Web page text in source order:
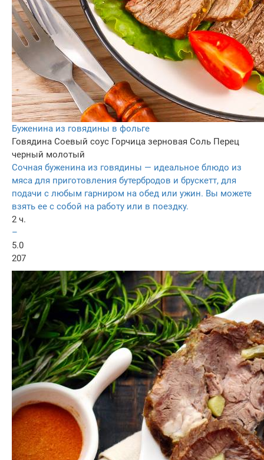
Буженина из говядины в фольге
Говядина Соевый соус Горчица зерновая Соль Перец
черный молотый
Сочная буженина из говядины — идеальное блюдо из
мяса для приготовления бутербродов и брускетт, для
подачи с любым гарниром на обед или ужин. Вы можете
взять ее с собой на работу или в поездку.
2 ч.
–
5.0
207